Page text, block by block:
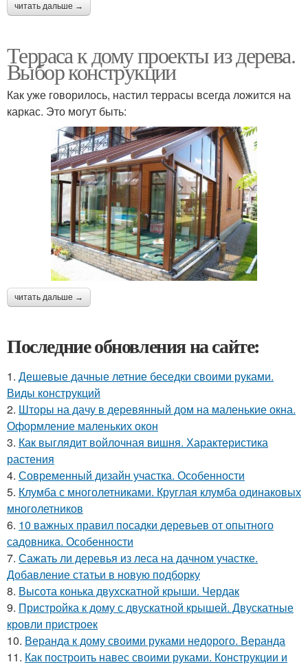
читать дальше →
Терраса к дому проекты из дерева.
Выбор конструкции
Как уже говорилось, настил террасы всегда ложится на
каркас. Это могут быть:
читать дальше →
Последние обновления на сайте:
1. Дешевые дачные летние беседки своими руками.
Виды конструкций
2. Шторы на дачу в деревянный дом на маленькие окна.
Оформление маленьких окон
3. Как выглядит войлочная вишня. Характеристика
растения
4. Современный дизайн участка. Особенности
5. Клумба с многолетниками. Круглая клумба одинаковых
многолетников
6. 10 важных правил посадки деревьев от опытного
садовника. Особенности
7. Сажать ли деревья из леса на дачном участке.
Добавление статьи в новую подборку
8. Высота конька двухскатной крыши. Чердак
9. Пристройка к дому с двускатной крышей. Двускатные
кровли пристроек
10. Веранда к дому своими руками недорого. Веранда
11. Как построить навес своими руками. Конструкции и